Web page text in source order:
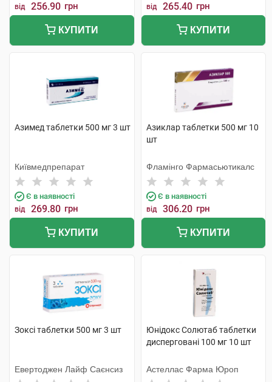
від 256.90 грн
КУПИТИ
від 265.40 грн
КУПИТИ
Азимед таблетки 500 мг 3 шт
Київмедпрепарат
Є в наявності
від 269.80 грн
КУПИТИ
Азиклар таблетки 500 мг 10
шт
Фламінго Фармасьютикалс
Є в наявності
від 306.20 грн
КУПИТИ
Зоксі таблетки 500 мг 3 шт
Евертоджен Лайф Саєнсиз
Юнідокс Солютаб таблетки
дисперговані 100 мг 10 шт
Астеллас Фарма Юроп